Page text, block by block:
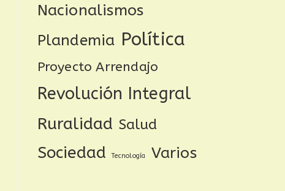
Nacionalismos
Plandemia Política
Proyecto Arrendajo
Revolución Integral
Ruralidad Salud
Sociedad Tecnología Varios